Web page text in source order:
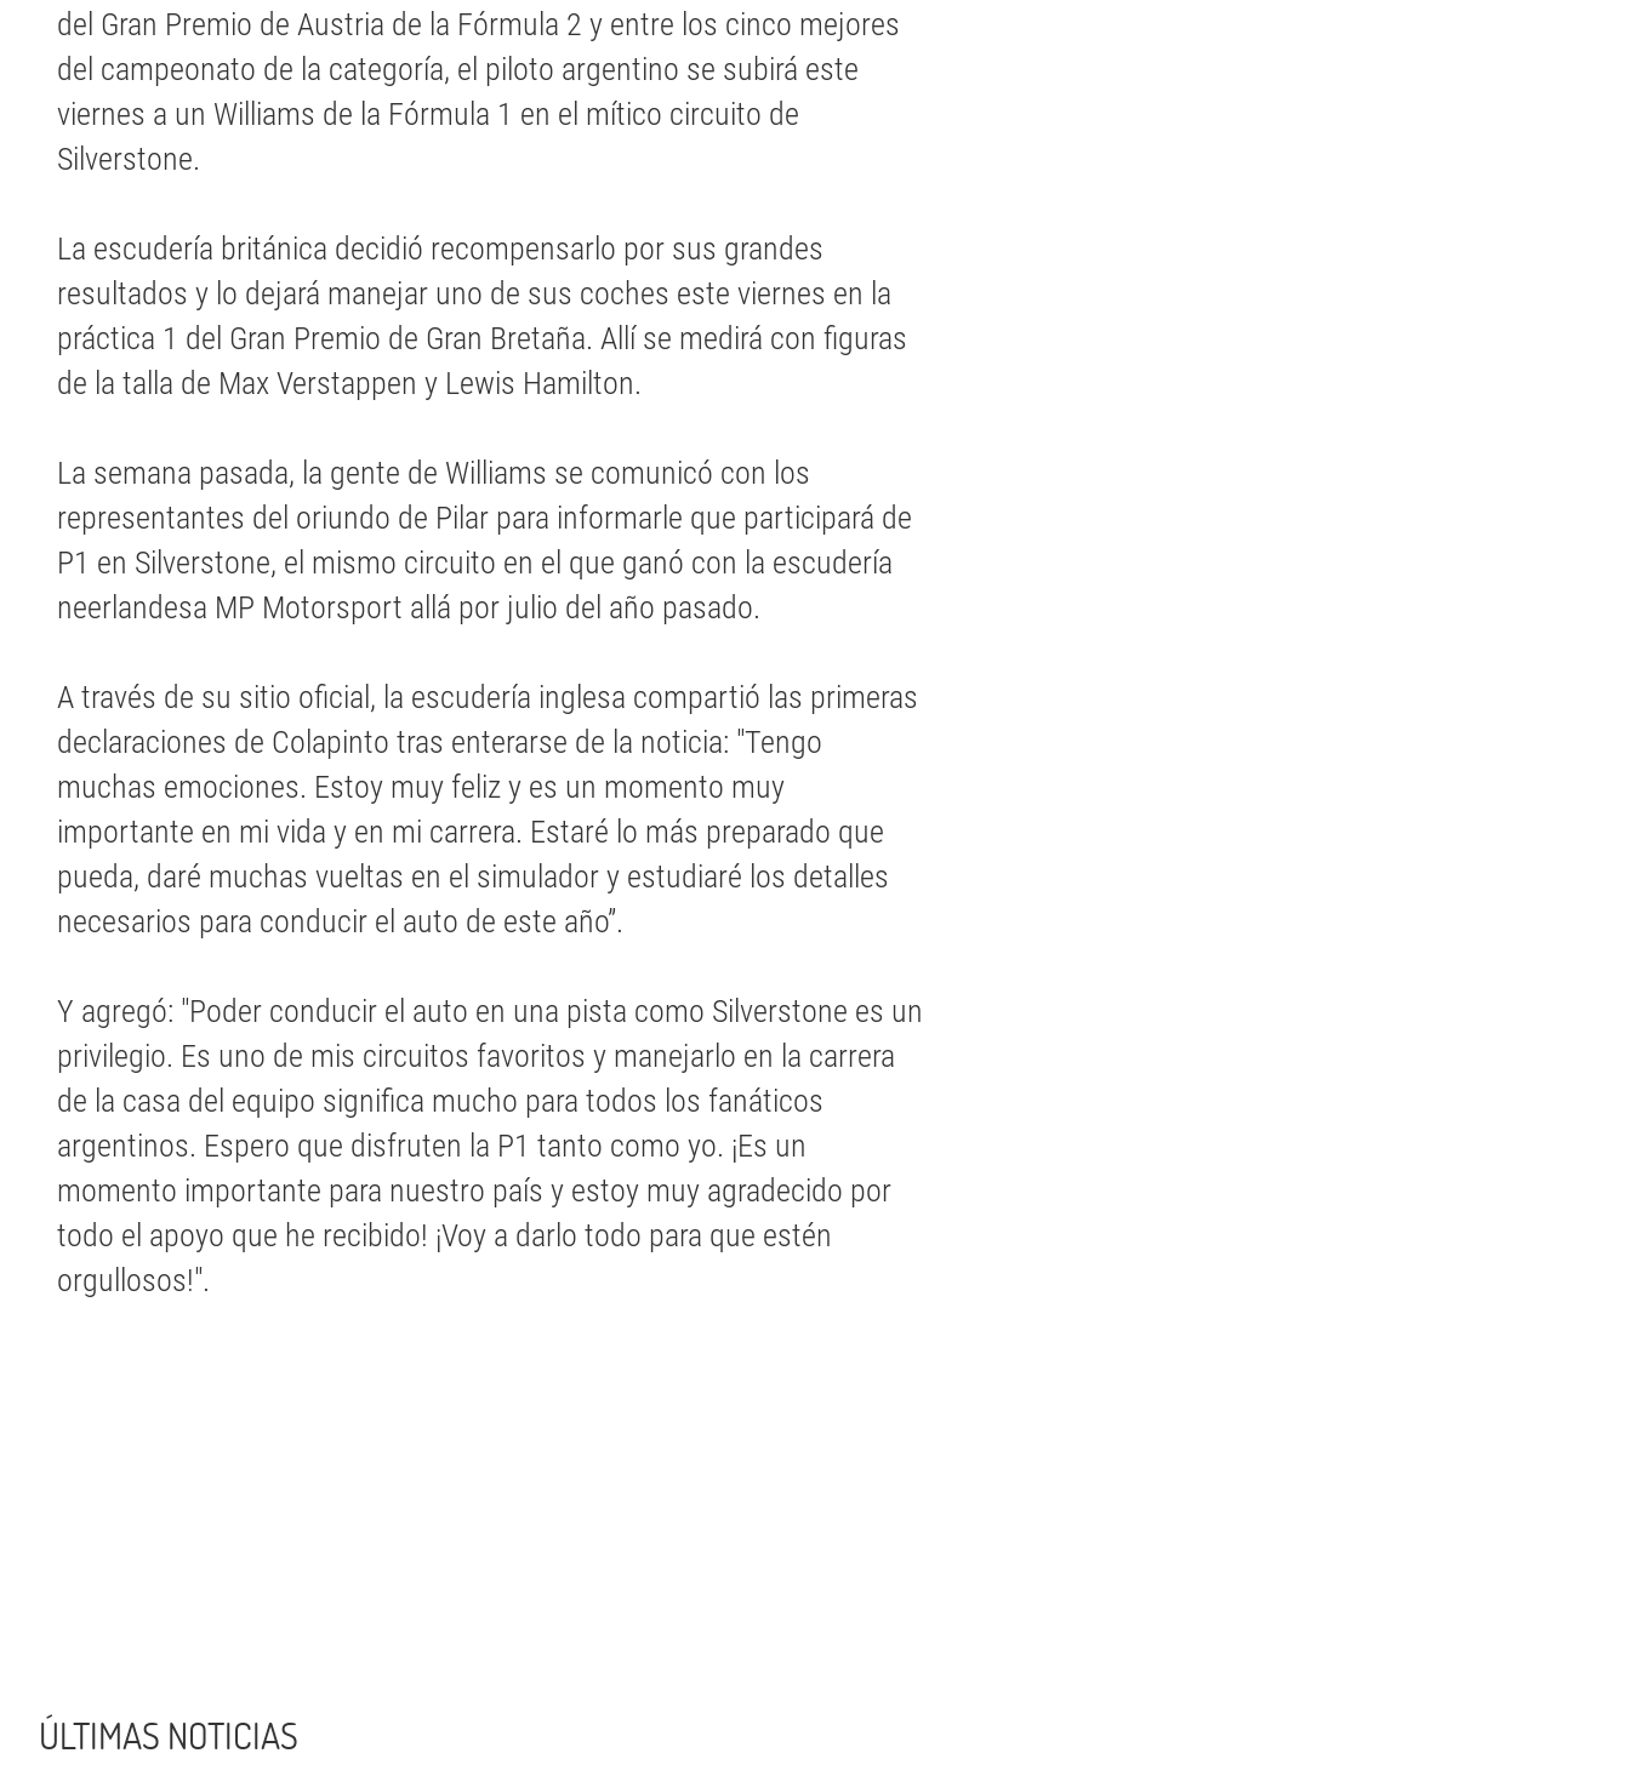
del Gran Premio de Austria de la Fórmula 2 y entre los cinco mejores
del campeonato de la categoría, el piloto argentino se subirá este
viernes a un Williams de la Fórmula 1 en el mítico circuito de
Silverstone.
La escudería británica decidió recompensarlo por sus grandes
resultados y lo dejará manejar uno de sus coches este viernes en la
práctica 1 del Gran Premio de Gran Bretaña. Allí se medirá con figuras
de la talla de Max Verstappen y Lewis Hamilton.
La semana pasada, la gente de Williams se comunicó con los
representantes del oriundo de Pilar para informarle que participará de
P1 en Silverstone, el mismo circuito en el que ganó con la escudería
neerlandesa MP Motorsport allá por julio del año pasado.
A través de su sitio oficial, la escudería inglesa compartió las primeras
declaraciones de Colapinto tras enterarse de la noticia: "Tengo
muchas emociones. Estoy muy feliz y es un momento muy
importante en mi vida y en mi carrera. Estaré lo más preparado que
pueda, daré muchas vueltas en el simulador y estudiaré los detalles
necesarios para conducir el auto de este año”.
Y agregó: "Poder conducir el auto en una pista como Silverstone es un
privilegio. Es uno de mis circuitos favoritos y manejarlo en la carrera
de la casa del equipo significa mucho para todos los fanáticos
argentinos. Espero que disfruten la P1 tanto como yo. ¡Es un
momento importante para nuestro país y estoy muy agradecido por
todo el apoyo que he recibido! ¡Voy a darlo todo para que estén
orgullosos!".
ÚLTIMAS NOTICIAS